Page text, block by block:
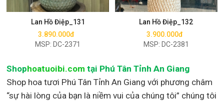
Lan Hồ Điệp_131
3.890.000đ
MSP: DC-2371
Mua ngay
Lan Hồ Điệp_132
3.900.000đ
MSP: DC-2381
Mua ngay
Shophoatuoibi.com tại Phú Tân Tỉnh An Giang
Shop hoa tươi Phú Tân Tỉnh An Giang với phương châm
“sự hài lòng của bạn là niềm vui của chúng tôi” chúng tôi